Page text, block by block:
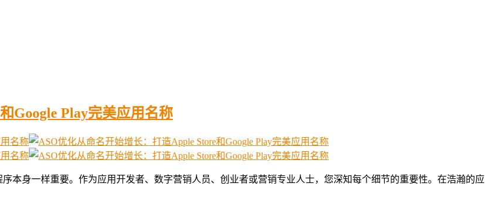
Google Play完美应用名称
本身一样重要。作为应用开发者、数字营销人员、创业者或营销专业人士，您深知每个细节的重要性。在浩瀚的应